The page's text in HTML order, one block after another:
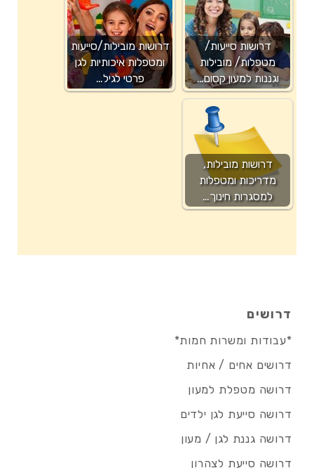
דרושות סייעות/
מטפלות/ מובילות
וגננות למעון קסום…
דרושות מובילות/סייעות
ומטפלות איכותיות לגן
פרטי לגיל…
דרושות מובילות,
מדריכות ומטפלות
למסגרות חינוך…
דרושים
*עבודות ומשרות חמות*
דרושים אחים / אחיות
דרושה מטפלת למעון
דרושה סייעת לגן ילדים
דרושה גננת לגן / מעון
דרושה סייעת לצהרון